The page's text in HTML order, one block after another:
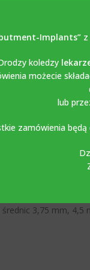
Implants”z
koledzy
możecie
lub
zamówienia
HEX CONNECTION
3,75 mm,